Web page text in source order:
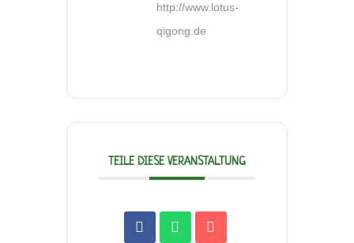
http://www.lotus-
qigong.de
TEILE DIESE VERANSTALTUNG